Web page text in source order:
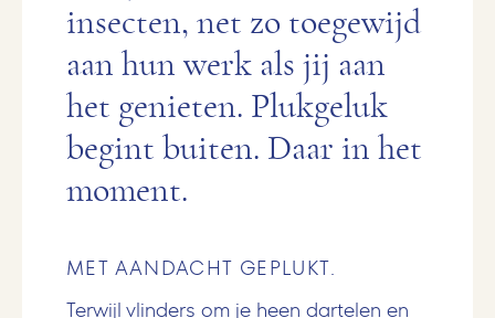
insecten, net zo toegewijd
aan hun werk als jij aan
het genieten. Plukgeluk
begint buiten. Daar in het
moment.
MET AANDACHT GEPLUKT.
Terwijl vlinders om je heen dartelen en